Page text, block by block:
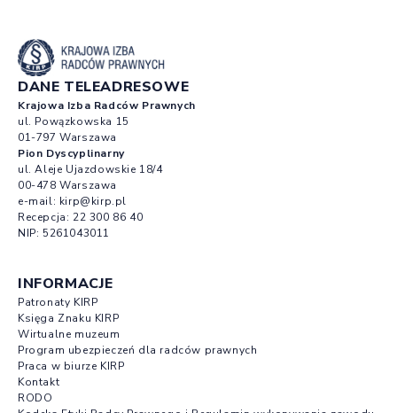
DANE TELEADRESOWE
Krajowa Izba Radców Prawnych
ul. Powązkowska 15
01-797 Warszawa
Pion Dyscyplinarny
ul. Aleje Ujazdowskie 18/4
00-478 Warszawa
e-mail: kirp@kirp.pl
Recepcja: 22 300 86 40
NIP: 5261043011
INFORMACJE
Patronaty KIRP
Księga Znaku KIRP
Wirtualne muzeum
Program ubezpieczeń dla radców prawnych
Praca w biurze KIRP
Kontakt
RODO